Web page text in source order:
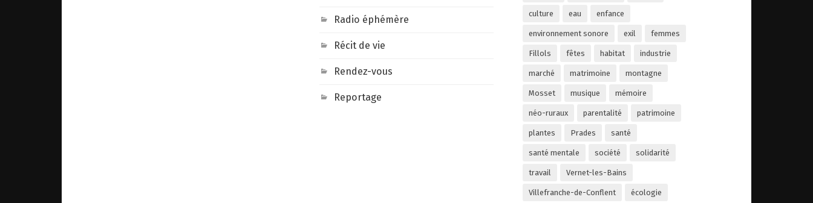
Radio éphémère
Récit de vie
Rendez-vous
Reportage
culture eau enfance
environnement sonore exil femmes
Fillols fêtes habitat industrie
marché matrimoine montagne
Mosset musique mémoire
néo-ruraux parentalité patrimoine
plantes Prades santé
santé mentale société solidarité
travail Vernet-les-Bains
Villefranche-de-Conflent écologie